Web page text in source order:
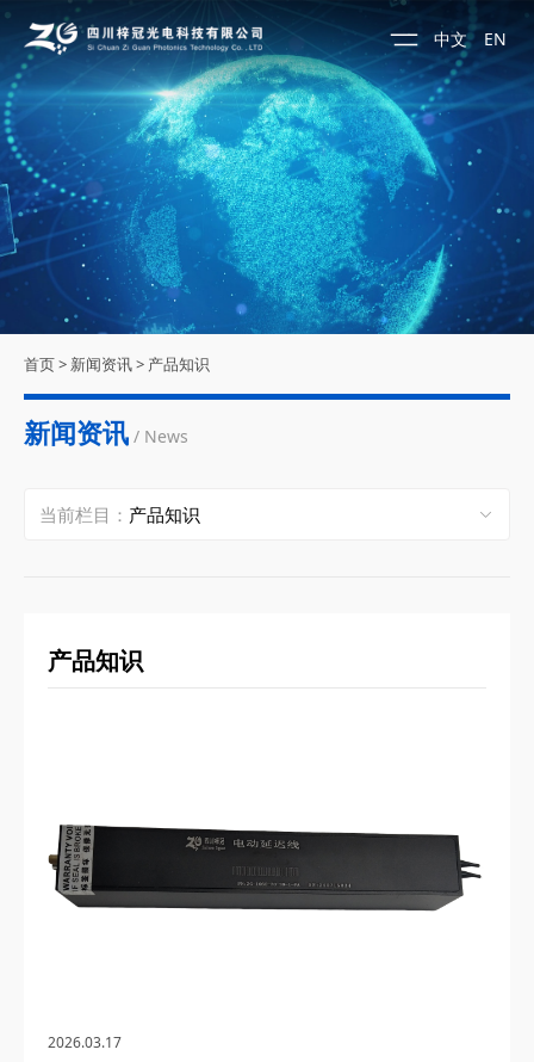
中文 EN
首页> 新闻资讯> 产品知识
新闻资讯 / News
当前栏目：
产品知识
2026.03.17